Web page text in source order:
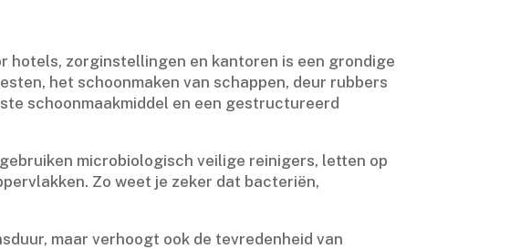
hotels, zorginstellingen en kantoren is een grondige
het schoonmaken van schappen, deur rubbers
schoonmaakmiddel en een gestructureerd
microbiologisch veilige reinigers, letten op
Zo weet je zeker dat bacteriën,
maar verhoogt ook de tevredenheid van